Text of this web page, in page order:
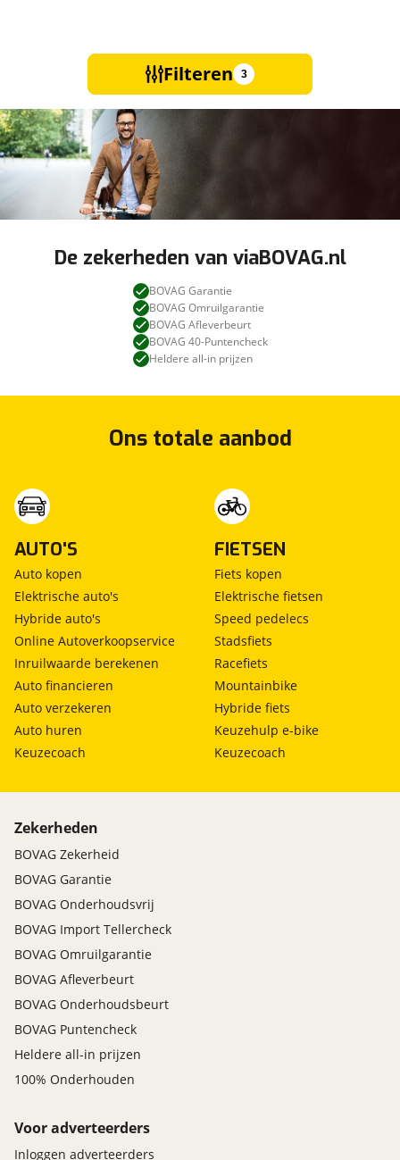
Filteren 3
De zekerheden van viaBOVAG.nl
BOVAG Garantie
BOVAG Omruilgarantie
BOVAG Afleverbeurt
BOVAG 40-Puntencheck
Heldere all-in prijzen
Ons totale aanbod
AUTO'S
Auto kopen
Elektrische auto's
Hybride auto's
Online Autoverkoopservice
Inruilwaarde berekenen
Auto financieren
Auto verzekeren
Auto huren
Keuzecoach
FIETSEN
Fiets kopen
Elektrische fietsen
Speed pedelecs
Stadsfiets
Racefiets
Mountainbike
Hybride fiets
Keuzehulp e-bike
Keuzecoach
Zekerheden
BOVAG Zekerheid
BOVAG Garantie
BOVAG Onderhoudsvrij
BOVAG Import Tellercheck
BOVAG Omruilgarantie
BOVAG Afleverbeurt
BOVAG Onderhoudsbeurt
BOVAG Puntencheck
Heldere all-in prijzen
100% Onderhouden
Voor adverteerders
Inloggen adverteerders